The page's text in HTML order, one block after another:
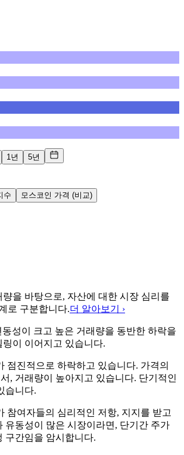
1년 5년
수
모스코인 가격 (비교)
을 바탕으로, 자산에 대한 시장 심리를
로 구분합니다.더 알아보기 ›
동성이 크고 높은 거래량을 동반한 하락을
이 이어지고 있습니다.
점진적으로 하락하고 있습니다. 가격의
, 거래량이 높아지고 있습니다. 단기적인
습니다.
참여자들의 심리적인 저항, 지지를 받고
유동성이 많은 시장이라면, 단기간 주가
구간임을 암시합니다.